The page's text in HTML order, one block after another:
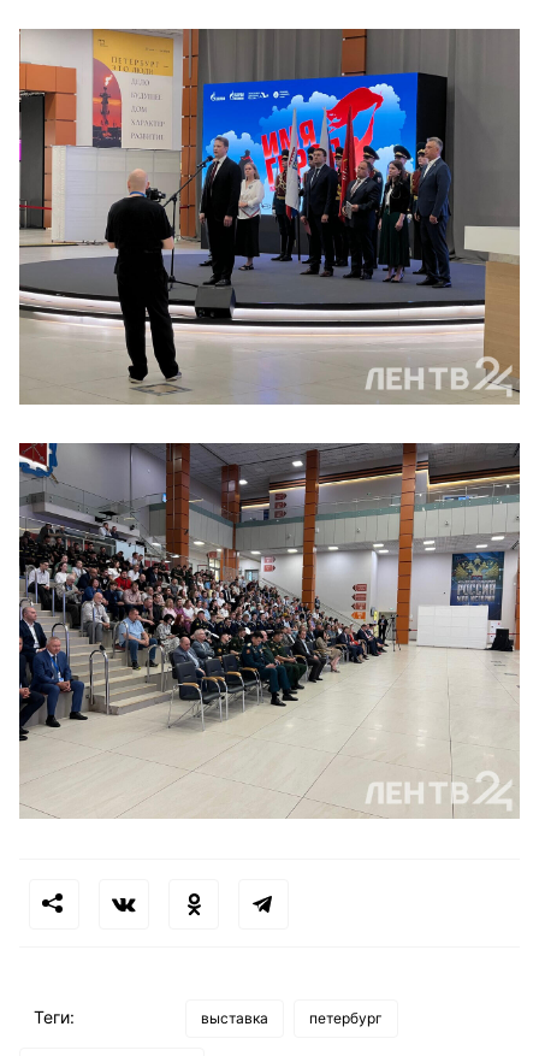
Теги: выставка петербург